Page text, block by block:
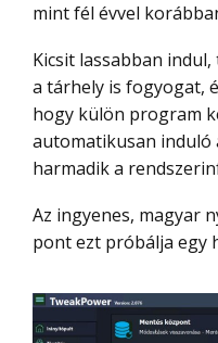
mint fél évvel
Kicsit lassabban indul, több minden fut a háttérben,
a tárhely is fogyogat,
hogy külön program
automatikusan induló
harmadik a
Az ingyenes, magyar nyelvet is ismerő TweakPower
pont ezt próbálja egy